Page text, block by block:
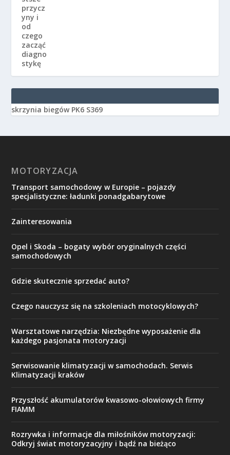
skrzynia biegów PK6 S369
MOTORYZACJA
Transport samochodowy w Europie – pojazdy
specjalistyczne: ładunki ponadgabarytowe
Zainteresowania
Opel i Skoda – bogaty wybór oryginalnych części
samochodowych
Gdzie skutecznie sprzedać auto?
Czego nauczysz się na szkoleniach motocyklowych?
Warsztatowe narzędzia: Niezbędne wyposażenie dla
każdego pasjonata motoryzacji
Serwisowanie klimatyzacji w samochodach. Serwis
Klimatyzacji kraków
Przyszłość akumulatorów kwasowo-ołowiowych firmy
FIAMM
Rozrywka i informacje dla miłośników motoryzacji:
Odkryj świat motoryzacyjny i bądź na bieżąco